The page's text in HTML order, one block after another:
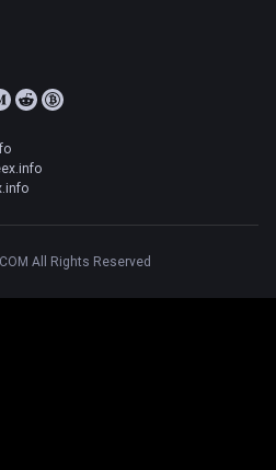
All Rights Reserved